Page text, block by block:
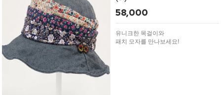
58,000
유니크한 목걸이와
패치 모자를 만나보세요!